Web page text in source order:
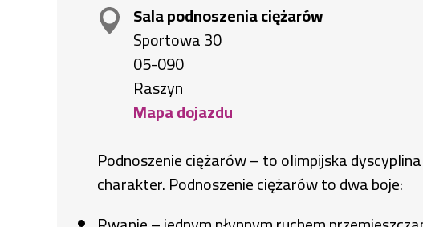
Sala podnoszenia ciężarów
Sportowa 30
05-090
Raszyn
Mapa dojazdu
w
nowej
Podnoszenie ciężarów – to olimpijska
charakter. Podnoszenie ciężarów to dwa boje: